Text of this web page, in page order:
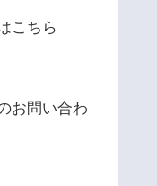
こちら
お問い合わ